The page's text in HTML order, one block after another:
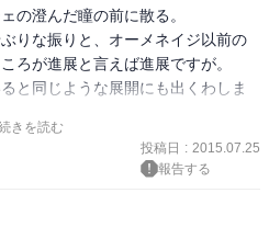
の澄んだ瞳の前に散る。
りな振りと、オーメネイジ以前の
ろが進展と言えば進展ですが。
と同じような展開にも出くわしま
うことはそこに魅力を感じている
きを読む
投稿日 : 2015.07.25
報告する